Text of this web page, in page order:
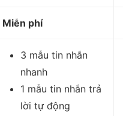
Miễn phí
3 mẫu tin nhắn
nhanh
1 mẫu tin nhắn trả
lời tự động